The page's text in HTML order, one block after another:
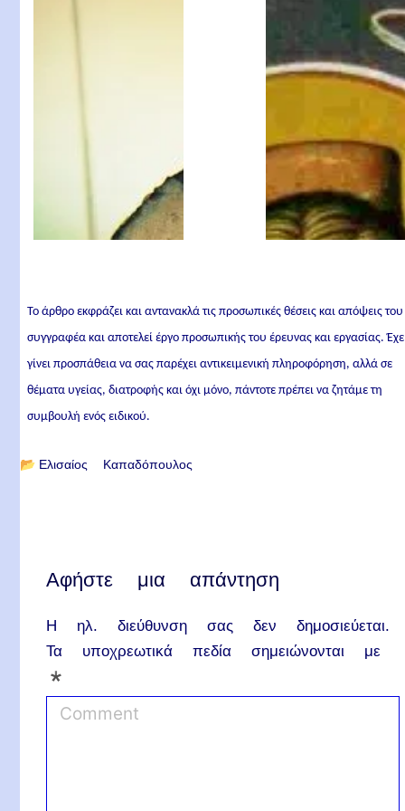
Το άρθρο εκφράζει και αντανακλά τις προσωπικές θέσεις και απόψεις του
συγγραφέα και αποτελεί έργο προσωπικής του έρευνας και εργασίας.
γίνει προσπάθεια να σας παρέχει αντικειμενική πληροφόρηση, αλλά σε
θέματα υγείας, διατροφής και όχι μόνο, πάντοτε πρέπει να ζητάμε τη
συμβουλή ενός ειδικού.
📂 Ελισαίος Καπαδόπουλος
Αφήστε μια απάντηση
Η ηλ. διεύθυνση σας δεν δημοσιεύεται.
Τα υποχρεωτικά πεδία σημειώνονται με
*